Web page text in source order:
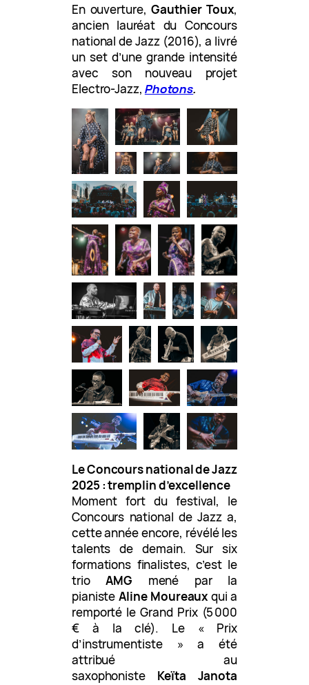
En ouverture,Gauthier Toux,
ancien lauréat du Concours
national de Jazz (2016), a livré
un set d’une grande intensité
avec son nouveau projet
Electro-Jazz, Photons.
Le Concours national de Jazz
2025 : tremplin d’excellence
Moment fort du festival, le
Concours national de Jazz a,
cette année encore, révélé les
talents de demain. Sur six
formations finalistes, c’est le
trioAMG mené par la
pianiste Aline Moureaux qui a
remporté le Grand Prix (5 000
€ à la clé). Le « Prix
d’instrumentiste » a été
attribué au
saxophoniste Keïta Janota